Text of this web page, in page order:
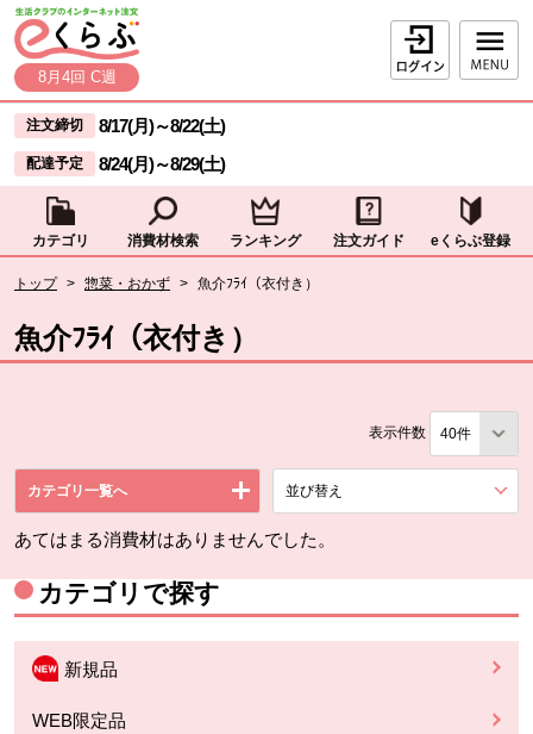
ページの先頭です。
本文へジャンプする。
8月4回 C週
ログイン
ここからサイト内共通メニューです。
サイト内共通メニューをスキップする
注文締切 8/17(月)～8/22(土)
配達予定 8/24(月)～8/29(土)
カテゴリ 消費材検索 ランキング 注文ガイド eくらぶ登録
トップ > 惣菜・おかず > 魚介ﾌﾗｲ（衣付き）
魚介ﾌﾗｲ（衣付き）
表示件数
カテゴリ一覧へ 並び替え
あてはまる消費材はありませんでした。
カテゴリで探す
新規品
WEB限定品